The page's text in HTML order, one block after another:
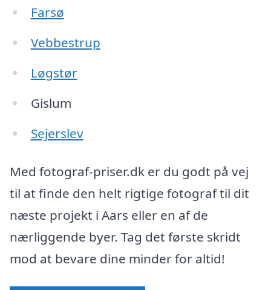
Farsø
Vebbestrup
Løgstør
Gislum
Sejerslev
Med fotograf-priser.dk er du godt på vej
til at finde den helt rigtige fotograf til dit
næste projekt i Aars eller en af de
nærliggende byer. Tag det første skridt
mod at bevare dine minder for altid!